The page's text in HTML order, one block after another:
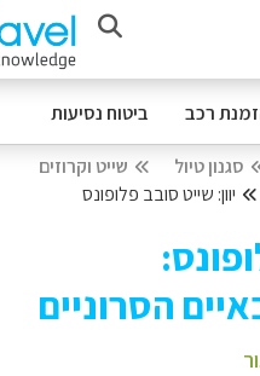
רכב ביטוח נסיעות
סגנון טיול
שייט וקרוזים
יוון: שייט סובב פלופונס
הסרוניים